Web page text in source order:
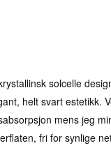
solcelle
helt svart estetikk.
mens jeg
fri for synlige